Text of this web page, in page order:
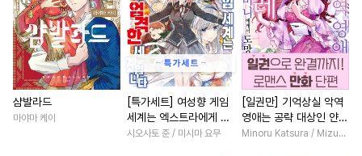
#능욕공 #수인수 #키작공
#단정수 #후방주의
#성인용품 #고수위
# 현대물 #순정수
#쓰레기수
문란수
#
섹스파트너 #조신남
# 후회녀 #로맨스 #친구
#
상처녀 #친구>연인
절륜 #현대물
#
친구>연인 #다정남
샴발라드
마야마 케이
[특가세트] 여성향 게임
세계는 엑스트라에게 엄
격한 세계입니다
시오사토 준 / 미시마 요무
[일권만] 기억상실 악역
영애는 공략 대상인 얀데
레 의붓 오라버니에게서
Minoru Katsura / Mizune